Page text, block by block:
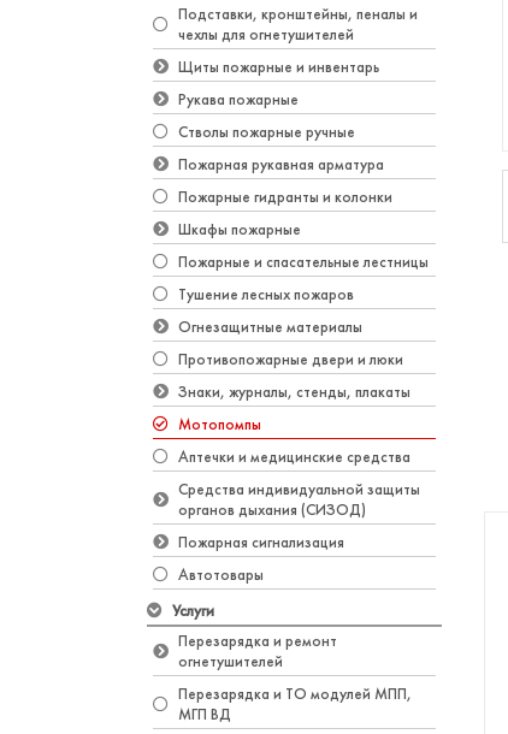
Подставки, кронштейны, пеналы и
чехлы для огнетушителей
Щиты пожарные и инвентарь
Рукава пожарные
Стволы пожарные ручные
Пожарная рукавная арматура
Пожарные гидранты и колонки
Шкафы пожарные
Пожарные и спасательные лестницы
Тушение лесных пожаров
Огнезащитные материалы
Противопожарные двери и люки
Знаки, журналы, стенды, плакаты
Мотопомпы
Аптечки и медицинские средства
Средства индивидуальной защиты
органов дыхания (СИЗОД)
Пожарная сигнализация
Автотовары
Услуги
Перезарядка и ремонт
огнетушителей
Перезарядка и ТО модулей МПП,
МГП ВД